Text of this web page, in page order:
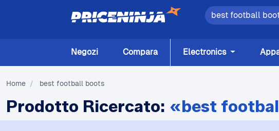
Negozi Compara Electronics
Home / best football boots
Prodotto Ricercato: «best